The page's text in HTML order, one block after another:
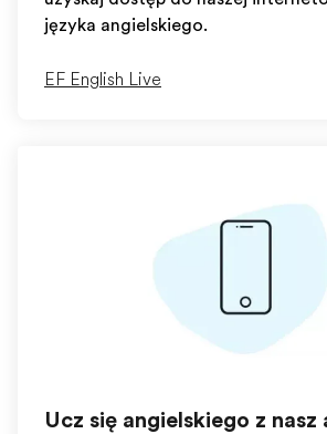
języka angielskiego.
EF English Live
Ucz się angielskiego z naszą